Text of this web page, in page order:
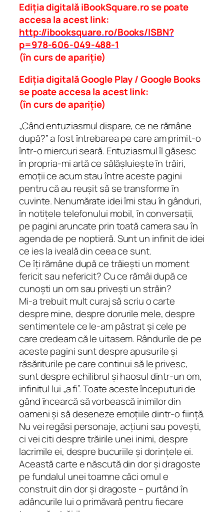
q
u
a
n
t
t
y
Ediția digitală iBookSquare.ro se poate
accesa la acest link:
http://ibooksquare.ro/Books/ISBN?
p=978-606-049-488-1
(în curs de apariție)
Ediția digitală Google Play / Google Books
se poate accesa la acest link:
(în curs de apariție)
„Când entuziasmul dispare, ce ne rămâne
după?” a fost întrebarea pe care am primit-o
într-o miercuri seară. Entuziasmul îl găsesc
în propria-mi artă ce sălășluiește în trăiri,
emoții ce acum stau între aceste pagini
pentru că au reușit să se transforme în
cuvinte. Nenumărate idei îmi stau în gânduri,
în notițele telefonului mobil, în conversații,
pe pagini aruncate prin toată camera sau în
agenda de pe noptieră. Sunt un infinit de idei
ce ies la iveală din ceea ce sunt.
Ce îți rămâne după ce trăiești un moment
fericit sau nefericit? Cu ce rămâi după ce
cunoști un om sau privești un străin?
Mi-a trebuit mult curaj să scriu o carte
despre mine, despre dorurile mele, despre
sentimentele ce le-am păstrat și cele pe
care credeam că le uitasem. Rândurile de pe
aceste pagini sunt despre apusurile și
răsăriturile pe care continui să le privesc,
sunt despre echilibrul și haosul dintr-un om,
infinitul lui „a fi”. Toate aceste începuturi de
gând încearcă să vorbească inimilor din
oameni și să deseneze emoțiile dintr-o ființă.
Nu vei regăsi personaje, acțiuni sau povești,
ci vei citi despre trăirile unei inimi, despre
lacrimile ei, despre bucuriile și dorințele ei.
Această carte e născută din dor și dragoste
pe fundalul unei toamne căci omul e
construit din dor și dragoste – purtând în
adâncurile lui o primăvară pentru fiecare